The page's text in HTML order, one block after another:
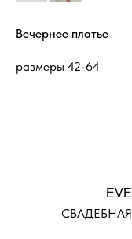
Вечернее платье
размеры 42-64